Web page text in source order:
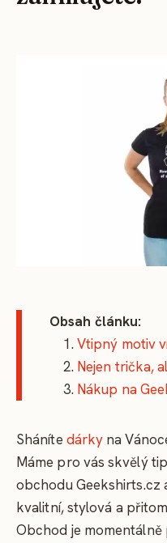
Obsah článku:
Vtipný motiv
Nejen trička,
Nákup na
Sháníte dárky na
Máme pro vás skvělý
obchodu Geekshirts.cz
kvalitní, stylová a
Obchod je